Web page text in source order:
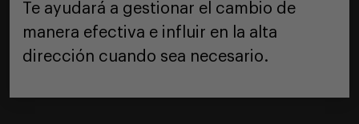
Te ayudará a gestionar el cambio de
manera efectiva e influir en la alta
dirección cuando sea necesario.